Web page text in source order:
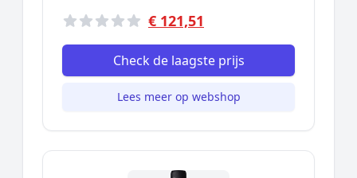
€ 121,51
Check de laagste prijs
Lees meer op webshop